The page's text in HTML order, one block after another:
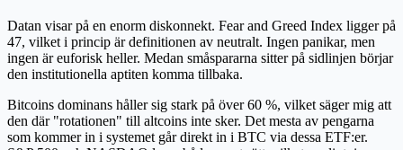
Datan visar på en enorm diskonnekt. Fear and Greed Index ligger på
47, vilket i princip är definitionen av neutralt. Ingen panikar, men
ingen är euforisk heller. Medan småspararna sitter på sidlinjen börjar
den institutionella aptiten komma tillbaka.
Bitcoins dominans håller sig stark på över 60 %, vilket säger mig att
den där "rotationen" till altcoins inte sker. Det mesta av pengarna
som kommer in i systemet går direkt in i BTC via dessa ETF:er.